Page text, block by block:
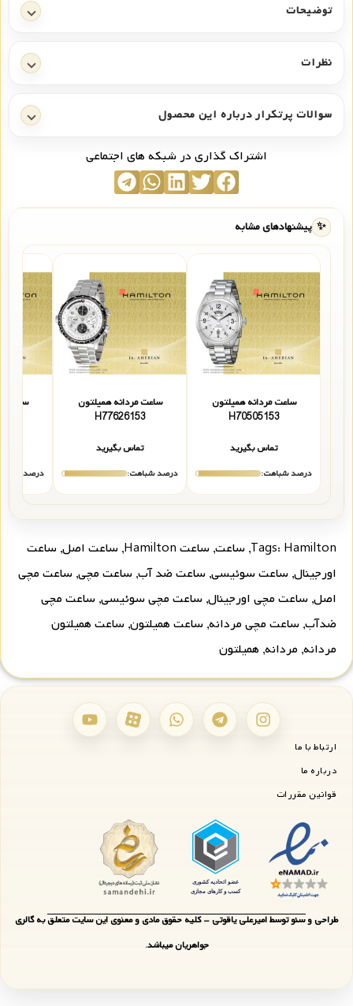
توضیحات
نظرات
سوالات پرتکرار درباره این محصول
اشتراک گذاری در شبکه های اجتماعی
✨ پیشنهادهای مشابه
ساعت مردانه همیلتون
H70505153
تماس بگیرید
درصد شباهت:
ساعت مردانه همیلتون
H77626153
تماس بگیرید
درصد شباهت:
ساعت
درصد
Tags: Hamilton
, ساعت, ساعت Hamilton , ساعت اصل, ساعت
اورجینال, ساعت سوئیسی, ساعت ضد آب, ساعت مچی, ساعت مچی
اصل, ساعت مچی اورجینال, ساعت مچی سوئیسی, ساعت مچی
ضدآب, ساعت مچی مردانه, ساعت همیلتون, ساعت همیلتون
مردانه, مردانه, همیلتون
ارتباط با ما
درباره ما
قوانین مقررات
طراحی و سئو توسط امیرعلی یاقوتی - کلیه حقوق مادی و معنوی این سایت متعلق به گالری
جواهریان میباشد.